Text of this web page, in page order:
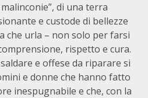
di una terra
e custode di bellezze
che urla – non solo per farsi
rispetto e cura.
e offese da riparare si
e donne che hanno fatto
inespugnabile e che, con la